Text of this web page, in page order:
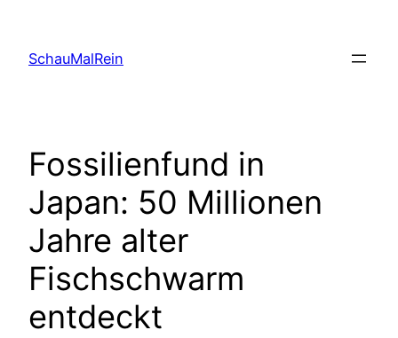
content
SchauMalRein
Fossilienfund in
Japan: 50 Millionen
Jahre alter
Fischschwarm
entdeckt